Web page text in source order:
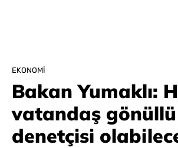
EKONOMI
Bakan Yumaklı:
vatandaş gönüllü
denetçisi